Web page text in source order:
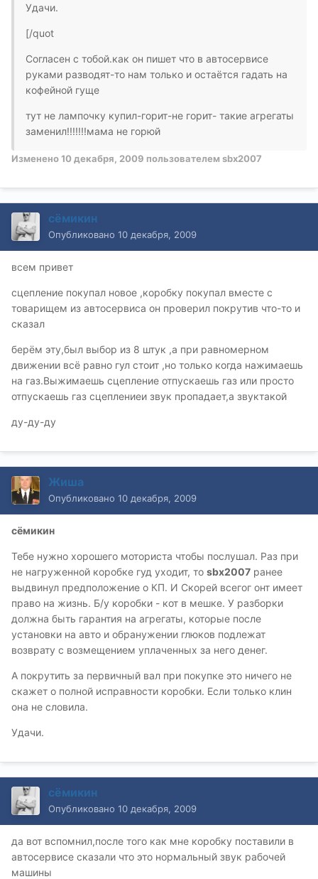
Удачи.
[/quot
Согласен с тобой.как он пишет что в автосервисе
руками разводят-то нам только и остаётся гадать на
кофейной гуще
тут не лампочку купил-горит-не горит- такие агрегаты
заменил!!!!!!!мама не горюй
Изменено10 декабря, 2009 пользователем sbx2007
сёмикин
Опубликовано 10 декабря, 2009
всем привет
сцепление покупал новое ,коробку покупал вместе с
товарищем из автосервиса он проверил покрутив что-то и
сказал
берём эту,был выбор из 8 штук ,а при равномерном
движении всё равно гул стоит ,но только когда нажимаешь
на газ.Выжимаешь сцепление отпускаешь газ или просто
отпускаешь газ сцеплениеи звук пропадает,а звуктакой
ду-ду-ду
Жиша
Опубликовано 10 декабря, 2009
сёмикин
Тебе нужно хорошего моториста чтобы послушал. Раз при
не нагруженной коробке гуд уходит, то sbx2007 ранее
выдвинул предположение о КП. И Скорей всегог онт имеет
право на жизнь. Б/у коробки - кот в мешке. У разборки
должна быть гарантия на агрегаты, которые после
установки на авто и обранужении глюков подлежат
возврату с возмещением уплаченных за него денег.
А покрутить за первичный вал при покупке это ничего не
скажет о полной исправности коробки. Если только клин
она не словила.
Удачи.
сёмикин
Опубликовано 10 декабря, 2009
да вот вспомнил,после того как мне коробку поставили в
автосервисе сказали что это нормальный звук рабочей
машины